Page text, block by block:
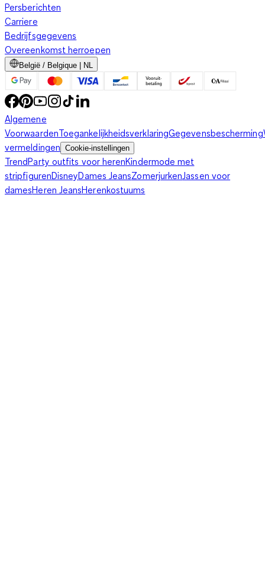
Persberichten
Carriere
Bedrijfsgegevens
Overeenkomst herroepen
België / Belgique | NL
Algemene
VoorwaardenToegankelijkheidsverklaringGegevensbescherming
vermeldingen Cookie-instellingen
TrendParty outfits voor herenKindermode met
stripfigurenDisneyDames JeansZomerjurkenJassen voor
damesHeren JeansHerenkostuums